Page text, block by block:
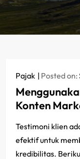
Pajak Posted on:
Konten
Testimoni klien
efektif untuk
kredibilitas.